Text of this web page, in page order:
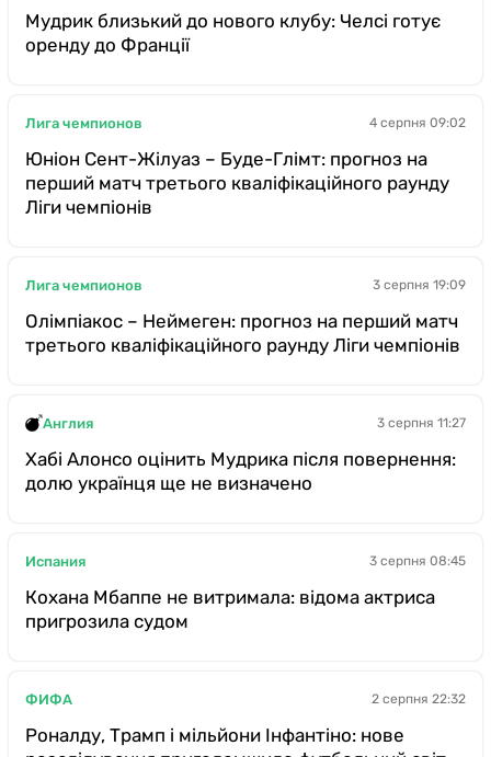
Мудрик близький до нового клубу: Челсі готує
оренду до Франції
Лига чемпионов 4 серпня 09:02
Юніон Сент-Жілуаз – Буде-Глімт: прогноз на
перший матч третього кваліфікаційного раунду
Ліги чемпіонів
Лига чемпионов 3 серпня 19:09
Олімпіакос – Неймеген: прогноз на перший матч
третього кваліфікаційного раунду Ліги чемпіонів
Англия 3 серпня 11:27
Хабі Алонсо оцінить Мудрика після повернення:
долю українця ще не визначено
Испания 3 серпня 08:45
Кохана Мбаппе не витримала: відома актриса
пригрозила судом
ФИФА 2 серпня 22:32
Роналду, Трамп і мільйони Інфантіно: нове